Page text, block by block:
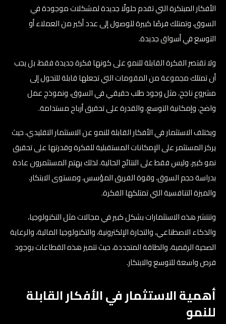
الأفكار المبتكرة التي تقدم حلولًا جديدة لمشكلات موجودة في
السوق، وتمتلك فرصًا كبيرة للوصول إلى عدد أكبر من العملاء أو
التوسع في أسواق جديدة.
ولا تقتصر الفكرة القابلة للنمو على كونها فكرة جديدة فقط، بل يجب
أن تمتلك مجموعة من المقومات التي تجعلها قابلة للتحول إلى
مشروع ناجح، مثل وجود طلب حقيقي في السوق، ونموذج عمل
واضح، وإمكانية التوسع، والقدرة على تحقيق أرباح مستدامة.
ويختلف الاستثمار في الأفكار القابلة للنمو عن الاستثمار التقليدي، حيث
يركز المستثمر على الإمكانات المستقبلية للفكرة وقدرتها على تحقيق
نمو كبير، وليس فقط على النتائج الحالية. لذلك يهتم المستثمرون عادة
بدراسة حجم السوق، وقوة الفريق المؤسس، ومستوى الابتكار،
والميزة التنافسية التي تمتلكها الفكرة.
وتنتشر هذه الاستثمارات بشكل كبير في مجالات مثل التكنولوجيا،
والذكاء الاصطناعي، والتجارة الإلكترونية، والتكنولوجيا المالية، والرعاية
الصحية الرقمية، والطاقة المتجددة، حيث تتميز هذه القطاعات بوجود
فرص واسعة للتوسع والابتكار.
أهمية الاستثمار في الأفكار القابلة
للنمو